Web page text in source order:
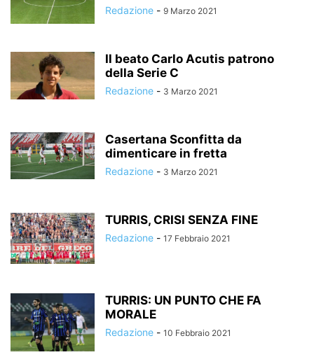
Redazione - 9 Marzo 2021
Il beato Carlo Acutis patrono
della Serie C
Redazione - 3 Marzo 2021
Casertana Sconfitta da
dimenticare in fretta
Redazione - 3 Marzo 2021
TURRIS, CRISI SENZA FINE
Redazione - 17 Febbraio 2021
TURRIS: UN PUNTO CHE FA
MORALE
Redazione - 10 Febbraio 2021